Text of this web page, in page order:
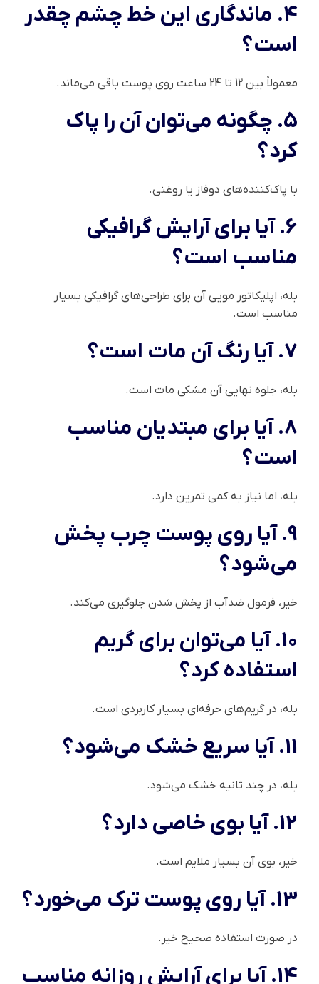
4. ماندگاری این خط چشم چقدر
است؟
معمولاً بین 12 تا 24 ساعت روی پوست باقی می‌ماند.
5. چگونه می‌توان آن را پاک
کرد؟
با پاک‌کننده‌های دوفاز یا روغنی.
6. آیا برای آرایش گرافیکی
مناسب است؟
بله، اپلیکاتور مویی آن برای طراحی‌های گرافیکی بسیار
مناسب است.
7. آیا رنگ آن مات است؟
بله، جلوه نهایی آن مشکی مات است.
8. آیا برای مبتدیان مناسب
است؟
بله، اما نیاز به کمی تمرین دارد.
9. آیا روی پوست چرب پخش
می‌شود؟
خیر، فرمول ضدآب از پخش شدن جلوگیری می‌کند.
10. آیا می‌توان برای گریم
استفاده کرد؟
بله، در گریم‌های حرفه‌ای بسیار کاربردی است.
11. آیا سریع خشک می‌شود؟
بله، در چند ثانیه خشک می‌شود.
12. آیا بوی خاصی دارد؟
خیر، بوی آن بسیار ملایم است.
13. آیا روی پوست ترک می‌خورد؟
در صورت استفاده صحیح خیر.
14. آیا برای آرایش روزانه مناسب